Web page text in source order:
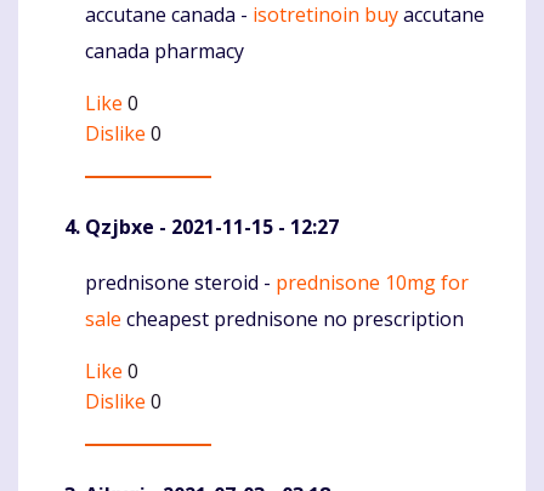
Komentaras
accutane canada - isotretinoin buyaccutane
canada pharmacy
Like 0
Dislike 0
Qzjbxe - 2021-11-15 - 12:27
Komentaras
prednisone steroid - prednisone 10mg for
sale cheapest prednisone no prescription
Like 0
Dislike 0